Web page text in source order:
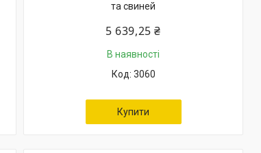
та свиней
5 639,25 ₴
В наявності
3060
Купити